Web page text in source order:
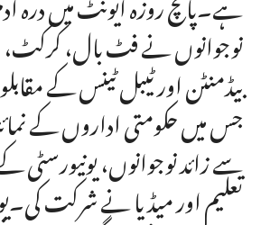
نوجوانوں نے فٹ بال، کرکٹ،
بیڈمنٹن اور ٹیبل ٹینس کے
سے زائد نوجوانوں، یونیورسٹی
تعلیم اور میڈیا نے شرکت